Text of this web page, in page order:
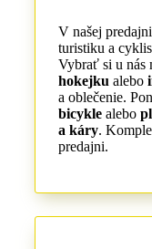
V našej
turistiku a
Vybrať si u nás
hokejku alebo
a oblečenie.
bicykle alebo
a káry.
predajni.